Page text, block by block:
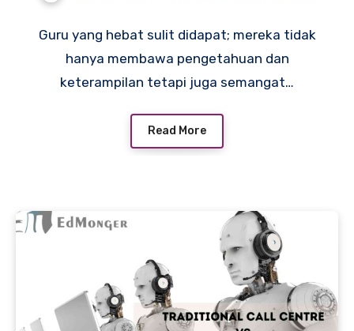
Guru yang hebat sulit didapat; mereka tidak
hanya membawa pengetahuan dan
keterampilan tetapi juga semangat…
Read More